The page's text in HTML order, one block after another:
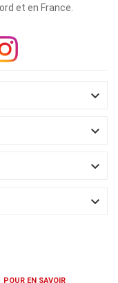
et en France.




POUR EN SAVOIR